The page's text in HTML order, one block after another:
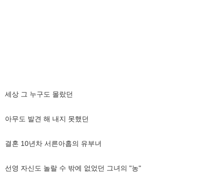
세상 그 누구도 몰랐던
아무도 발견 해 내지 못했던
결혼 10년차 서른아홉의 유부녀
선영 자신도 놀랄 수 밖에 없었던 그녀의 "농"